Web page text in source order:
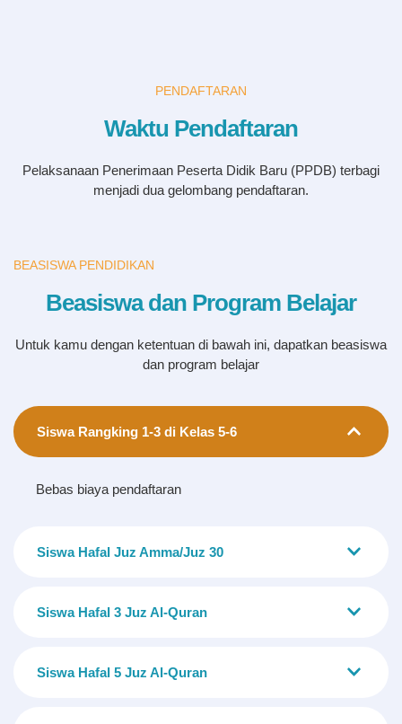
PENDAFTARAN
Waktu Pendaftaran
Pelaksanaan Penerimaan Peserta Didik Baru (PPDB) terbagi
menjadi dua gelombang pendaftaran.
BEASISWA PENDIDIKAN
Beasiswa dan Program Belajar
Untuk kamu dengan ketentuan di bawah ini, dapatkan beasiswa
dan program belajar
Siswa Rangking 1-3 di Kelas 5-6
Bebas biaya pendaftaran
Siswa Hafal Juz Amma/Juz 30
Siswa Hafal 3 Juz Al-Quran
Siswa Hafal 5 Juz Al-Quran